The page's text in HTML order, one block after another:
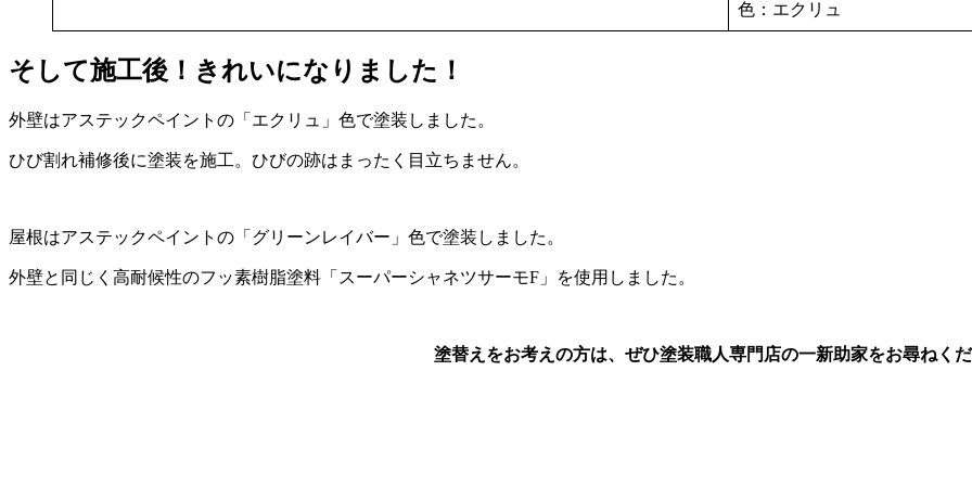
色：エクリュ
そして施工後！きれいになりました！
外壁はアステックペイントの「エクリュ」色で塗装しました。
ひび割れ補修後に塗装を施工。ひびの跡はまったく目立ちません。
屋根はアステックペイントの「グリーンレイバー」色で塗装しました。
外壁と同じく高耐候性のフッ素樹脂塗料「スーパーシャネツサーモF」を使用しました。
塗替えをお考えの方は、ぜひ塗装職人専門店の一新助家をお尋ねく